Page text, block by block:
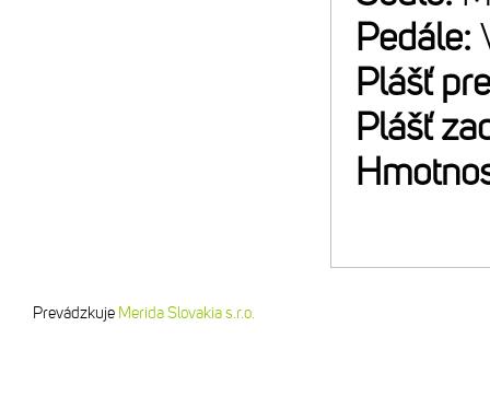
Pedále:
Plášť
Plášť
Prevádzkuje Merida Slovakia s.r.o.